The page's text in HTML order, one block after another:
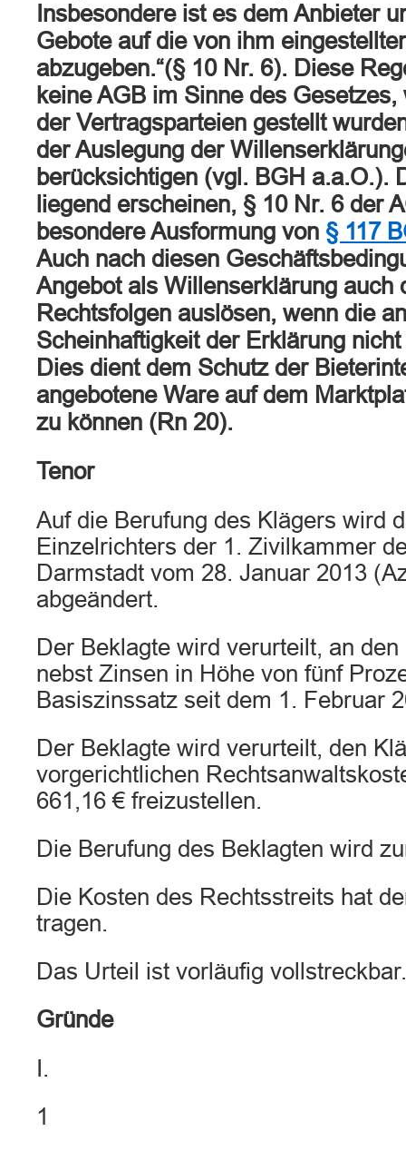
Insbesondere ist es dem Anbieter
Gebote auf die von ihm
abzugeben.“(§ 10 Nr. 6). Diese
keine AGB im Sinne des
der Vertragsparteien gestellt
der Auslegung der
berücksichtigen (vgl. BGH a.a.O.).
liegend erscheinen, § 10 Nr. 6 der
besondere Ausformung von § 117
Auch nach diesen
Angebot als Willenserklärung auch
Rechtsfolgen auslösen, wenn die
Scheinhaftigkeit der Erklärung
Dies dient dem Schutz der
angebotene Ware auf dem
zu können (Rn 20).
Tenor
Auf die Berufung des Klägers wird
Einzelrichters der 1. Zivilkammer
Darmstadt vom 28. Januar 2013
abgeändert.
Der Beklagte wird verurteilt, an
nebst Zinsen in Höhe von fünf
Basiszinssatz seit dem 1. Februar
Der Beklagte wird verurteilt, den
vorgerichtlichen
661,16 € freizustellen.
Die Berufung des Beklagten wird
Die Kosten des Rechtsstreits hat
tragen.
Das Urteil ist vorläufig vollstreckbar.
Gründe
I.
1